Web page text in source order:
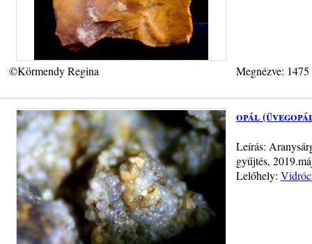
©Körmendy Regina Megnézve:
opál
Leírás:
gyűjtés,
Lelőhely: